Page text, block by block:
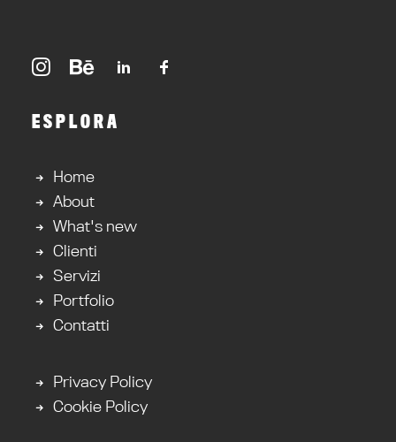
ESPLORA
Home
About
What's new
Clienti
Servizi
Portfolio
Contatti
Privacy Policy
Cookie Policy